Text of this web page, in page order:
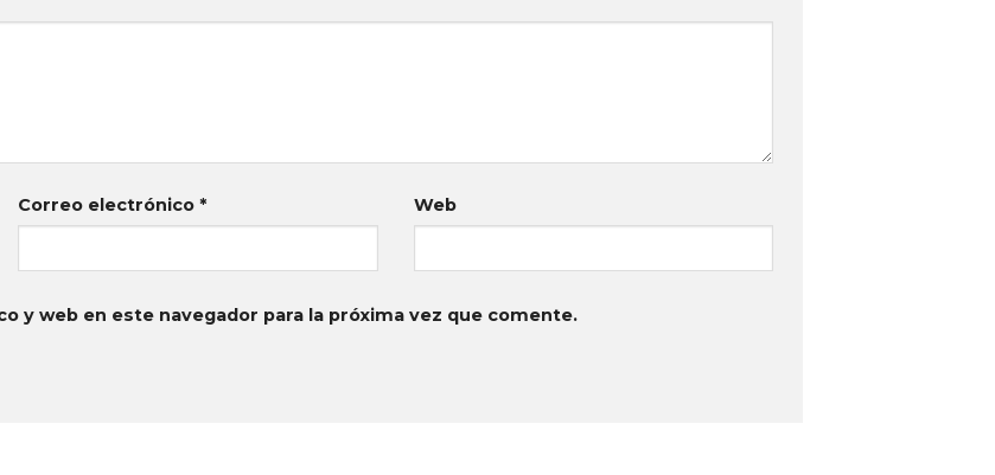
Correo electrónico* Web
y web en este navegador para la próxima vez que comente.